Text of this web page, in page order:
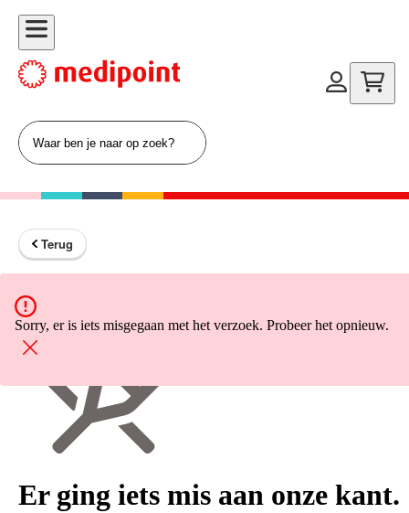
Terug
Sorry, er is iets misgegaan met het verzoek. Probeer het opnieuw.
Er ging iets mis aan onze kant.